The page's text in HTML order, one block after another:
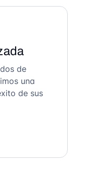
de
una
de sus